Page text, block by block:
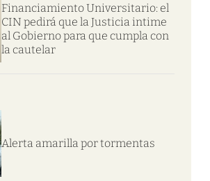
Financiamiento Universitario: el
CIN pedirá que la Justicia intime
al Gobierno para que cumpla con
la cautelar
Alerta amarilla por tormentas